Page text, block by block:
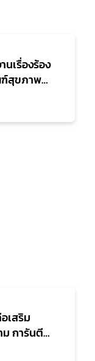
นเรื่องร้อง
ฑ์สุขภาพ
เสริม
ม การันตี